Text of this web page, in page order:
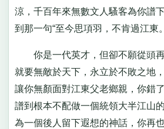
涼，千百年來無數文人騷客為你譜
到那一句“至今思項羽，不肯過江東
你是一代英才，但卻不願從頭再
就要無敵於天下，永立於不敗之地
讓你無顏面對江東父老鄉親，你錯
譜到根本不配做一個統領大半江山
為一個後人留下遐想的神話，你再